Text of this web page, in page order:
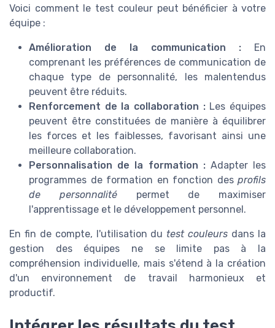
Voici comment le test couleur peut bénéficier à votre
équipe :
Amélioration de la communication : En
comprenant les préférences de communication de
chaque type de personnalité, les malentendus
peuvent être réduits.
Renforcement de la collaboration :Les équipes
peuvent être constituées de manière à équilibrer
les forces et les faiblesses, favorisant ainsi une
meilleure collaboration.
Personnalisation de la formation :Adapter les
programmes de formation en fonction des profils
de personnalitépermet de maximiser
l'apprentissage et le développement personnel.
En fin de compte, l'utilisation du test couleurs dans la
gestion des équipes ne se limite pas à la
compréhension individuelle, mais s'étend à la création
d'un environnement de travail harmonieux et
productif.